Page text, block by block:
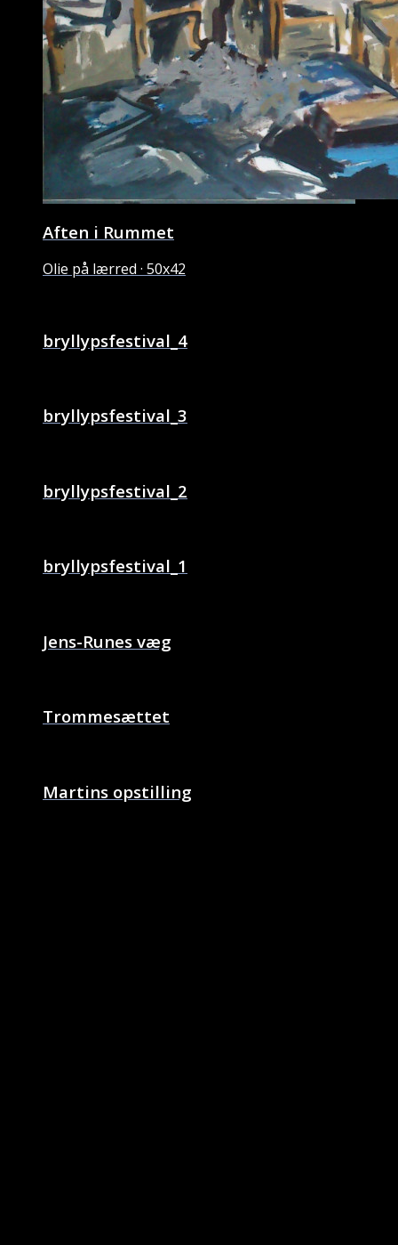
Aften i Rummet
Olie på lærred · 50x42
bryllypsfestival_4
bryllypsfestival_3
bryllypsfestival_2
bryllypsfestival_1
Jens-Runes væg
Trommesættet
Martins opstilling